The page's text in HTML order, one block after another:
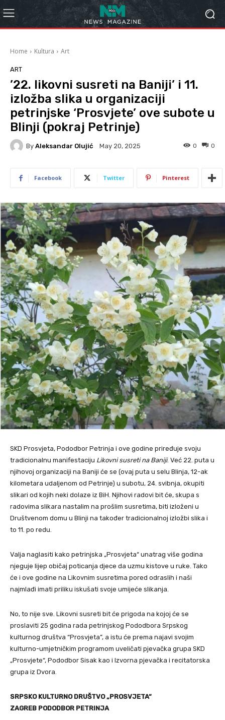
Home Kultura Art
ART
’22. likovni susreti na Baniji’ i 11.
izložba slika u organizaciji
petrinjske ‘Prosvjete’ ove subote u
Blinji (pokraj Petrinje)
By Aleksandar Olujić May 20, 2025 0
0
Facebook Twitter Pinterest
SKD Prosvjeta, Pododbor Petrinja i ove godine priređuje svoju
tradicionalnu manifestaciju Likovni susreti na Baniji. Već 22. puta u
njihovoj organizaciji na Baniji će se (ovaj puta u selu Blinja, 12-ak
kilometara udaljenom od Petrinje) u subotu, 24. svibnja, okupiti
slikari od kojih neki dolaze iz BiH. Njihovi radovi bit će, skupa s
radovima slikara nastalim na prošlim susretima, biti izloženi u
Društvenom domu u Blinji na također tradicionalnoj izložbi slika i
to 11. po redu.
Valja naglasiti kako petrinjska „Prosvjeta“ unatrag više godina
njeguje lijep običaj poticanja djece da uzmu kistove u ruke. Tako
će i ove godine na Likovnim susretima pored odraslih i naši
najmlađi imati priliku iskušati svoje umijeće slikanja.
No, to nije sve. Likovni susreti bit će prigoda na kojoj će se
proslaviti 25 godina rada petrinjskog Pododbora Srpskog
kulturnog društva “Prosvjeta”, a istu će prema najavi svojim
kulturno-umjetničkim programom uveličati pjevačka grupa SKD
„Prosvjete“, Pododbor Sisak kao i Izvorna pjevačka i recitatorska
grupa iz Dvora.
SRPSKO KULTURNO DRUŠTVO „PROSVJETA“
ZAGREB PODODBOR PETRINJA